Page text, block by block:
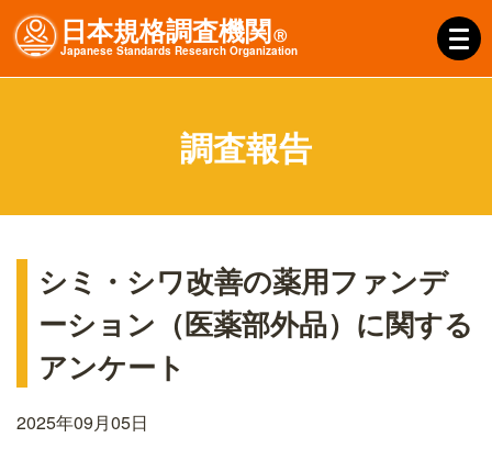
日本規格調査機関Ⓡ
JapaneseStandardsResearchOrganization
調査報告
シミ・シワ改善の薬用ファンデ
ーション（医薬部外品）に関する
アンケート
2025年09月05日